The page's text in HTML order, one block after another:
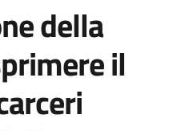
della
il